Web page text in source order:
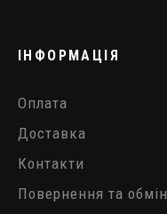
ІНФОРМАЦІЯ
Оплата
Доставка
Контакти
Повернення та обмін